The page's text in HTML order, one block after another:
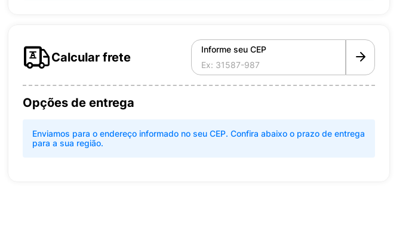
Calcular frete
Informe seu CEP
Opções de entrega
Enviamos para o endereço informado no seu CEP. Confira abaixo o prazo de entrega
para a sua região.